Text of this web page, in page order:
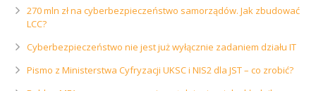
270 mln zł na cyberbezpieczeństwo samorządów. Jak zbudować
LCC?
Cyberbezpieczeństwo nie jest już wyłącznie zadaniem działu IT
Pismo z Ministerstwa Cyfryzacji UKSC i NIS2 dla JST – co zrobić?